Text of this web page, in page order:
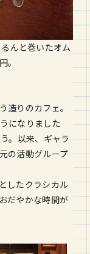
んと巻いたオム
。
造りのカフェ。
になりました
。以来、ギャラ
の活動グループ
したクラシカル
だやかな時間が